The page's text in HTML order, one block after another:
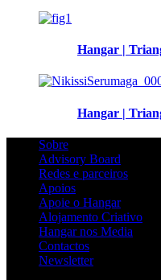
Hangar |
Hangar |
Sobre
Advisory Board
Redes e parceiros
Apoios
Apoie o Hangar
Alojamento Criativo
Hangar nos Media
Contactos
Newsletter